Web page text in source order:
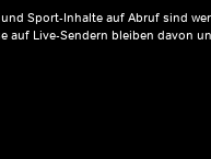
Sport-Inhalte auf Abruf sind
auf Live-Sendern bleiben davon